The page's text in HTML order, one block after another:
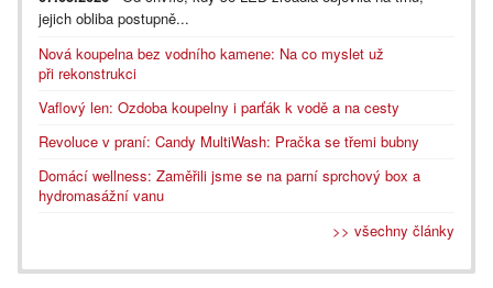
jejich obliba postupně...
Nová koupelna bez vodního kamene: Na co myslet už
při rekonstrukci
Vaflový len: Ozdoba koupelny i parťák k vodě a na cesty
Revoluce v praní: Candy MultiWash: Pračka se třemi bubny
Domácí wellness: Zaměřili jsme se na parní sprchový box a
hydromasážní vanu
>> všechny články